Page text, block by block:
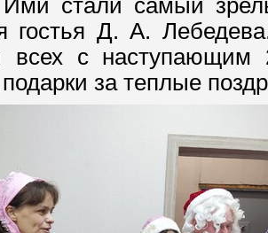
Ими стали самый
гостья Д. А.
всех с
за теплые